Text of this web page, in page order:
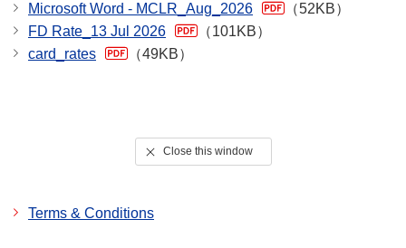
Microsoft Word - MCLR_Aug_2026
（52KB）
FD Rate_13 Jul 2026
（101KB）
card_rates
（49KB）
Close this window
Terms & Conditions